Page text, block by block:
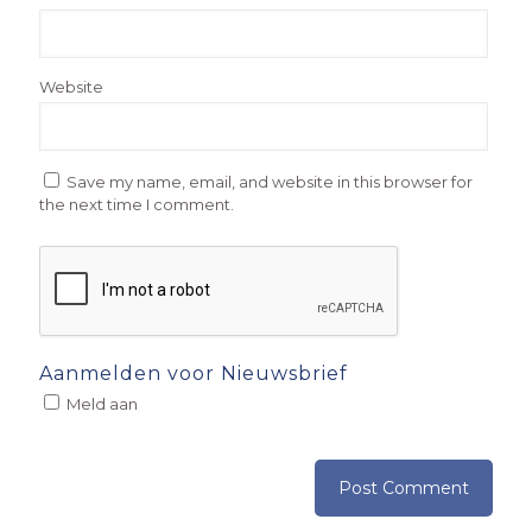
Website
Save my name, email, and website in this browser for
the next time I comment.
Aanmelden voor Nieuwsbrief
Meld aan